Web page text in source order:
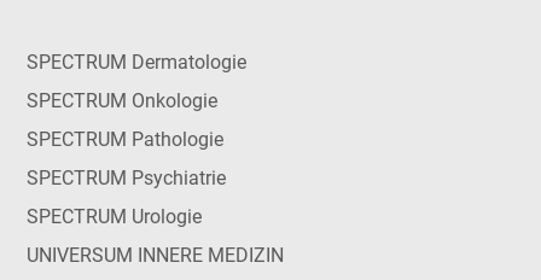
SPECTRUM Dermatologie
SPECTRUM Onkologie
SPECTRUM Pathologie
SPECTRUM Psychiatrie
SPECTRUM Urologie
UNIVERSUM INNERE MEDIZIN